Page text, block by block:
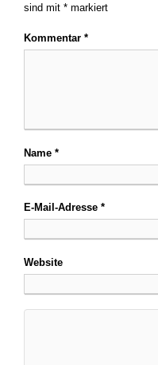
sind mit * markiert
Kommentar *
Name *
E-Mail-Adresse *
Website